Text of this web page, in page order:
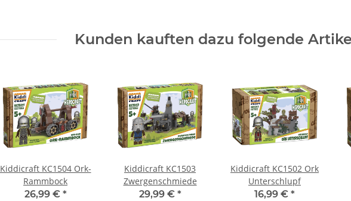
Kunden kauften dazu folgende
Kiddicraft KC1504 Ork-
Rammbock
26,99 € *
Kiddicraft KC1503
Zwergenschmiede
29,99 € *
Kiddicraft KC1502 Ork
Unterschlupf
16,99 € *